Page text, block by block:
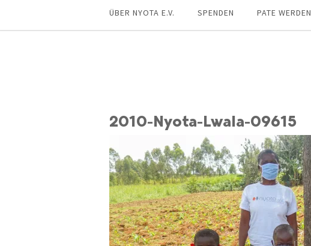
ÜBER NYOTA E.V. SPENDEN PATE WERDEN
2010-Nyota-Lwala-09615